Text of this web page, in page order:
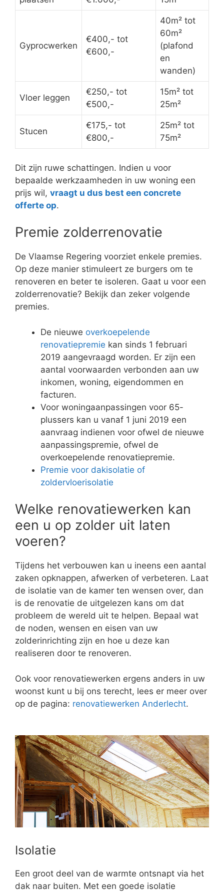
Gyprocwerken
€400,- tot
€600,-
40m² tot
60m²
(plafond
en
wanden)
Vloer leggen
€250,- tot
€500,-
15m² tot
25m²
Stucen
€175,- tot
€800,-
25m² tot
75m²
Dit zijn ruwe schattingen. Indien u voor
bepaalde werkzaamheden in uw woning een
prijs wil, vraagt u dus best een concrete
offerte op.
Premie zolderrenovatie
De Vlaamse Regering voorziet enkele premies.
Op deze manier stimuleert ze burgers om te
renoveren en beter te isoleren. Gaat u voor een
zolderrenovatie? Bekijk dan zeker volgende
premies.
De nieuwe overkoepelende
renovatiepremie kan sinds 1 februari
2019 aangevraagd worden. Er zijn een
aantal voorwaarden verbonden aan uw
inkomen, woning, eigendommen en
facturen.
Voor woningaanpassingen voor 65-
plussers kan u vanaf 1 juni 2019 een
aanvraag indienen voor ofwel de nieuwe
aanpassingspremie, ofwel de
overkoepelende renovatiepremie.
Premie voor dakisolatie of
zoldervloerisolatie
Welke renovatiewerken kan
een u op zolder uit laten
voeren?
Tijdens het verbouwen kan u ineens een aantal
zaken opknappen, afwerken of verbeteren. Laat
de isolatie van de kamer ten wensen over, dan
is de renovatie de uitgelezen kans om dat
probleem de wereld uit te helpen. Bepaal wat
de noden, wensen en eisen van uw
zolderinrichting zijn en hoe u deze kan
realiseren door te renoveren.
Ook voor renovatiewerken ergens anders in uw
woonst kunt u bij ons terecht, lees er meer over
op de pagina: renovatiewerken Anderlecht.
Isolatie
Een groot deel van de warmte ontsnapt via het
dak naar buiten. Met een goede isolatie